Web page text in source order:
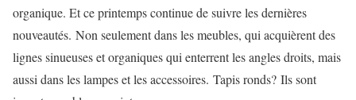
organique. Et ce printemps continue de suivre les dernières
nouveautés. Non seulement dans les meubles, qui acquièrent des
lignes sinueuses et organiques qui enterrent les angles droits, mais
aussi dans les lampes et les accessoires. Tapis ronds? Ils sont